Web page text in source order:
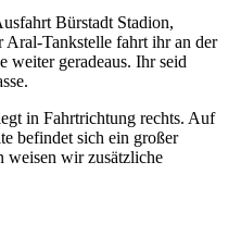
Bürstadt Stadion,
Tankstelle fahrt ihr an der
weiter geradeaus. Ihr seid
in Fahrtrichtung rechts. Auf
befindet sich ein großer
weisen wir zusätzliche